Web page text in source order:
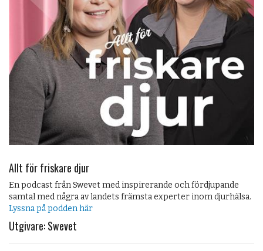
Allt för friskare djur
En podcast från Swevet med inspirerande och fördjupande
samtal med några av landets främsta experter inom djurhälsa.
Lyssna på podden här
Utgivare: Swevet